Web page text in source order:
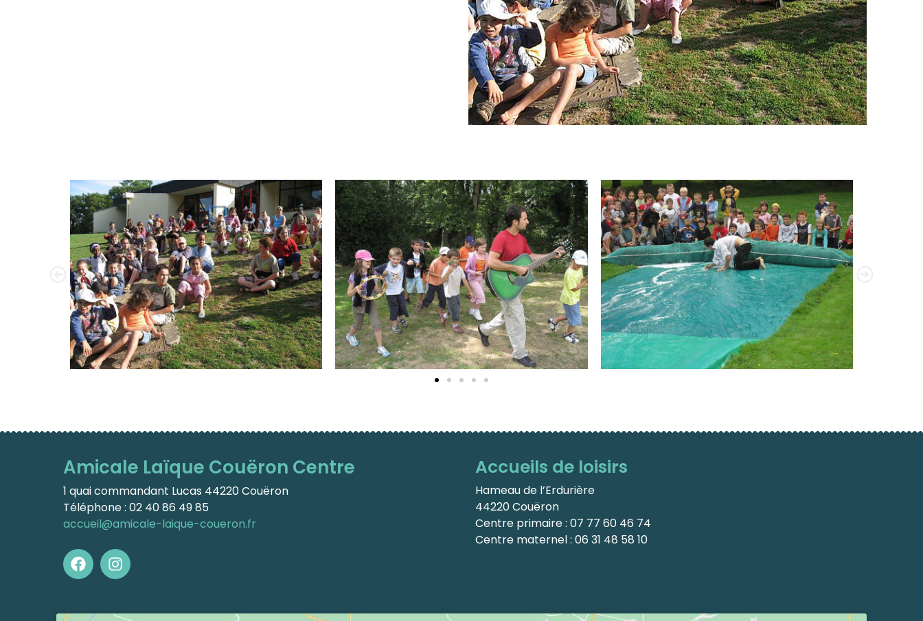
Amicale Laïque Couëron Centre
1 quai commandant Lucas 44220 Couëron
Téléphone : 02 40 86 49 85
accueil@amicale-laique-coueron.fr
Accueils de loisirs​
Hameau de l’Erdurière
44220 Couëron
Centre primaire : 07 77 60 46 74
Centre maternel : 06 31 48 58 10